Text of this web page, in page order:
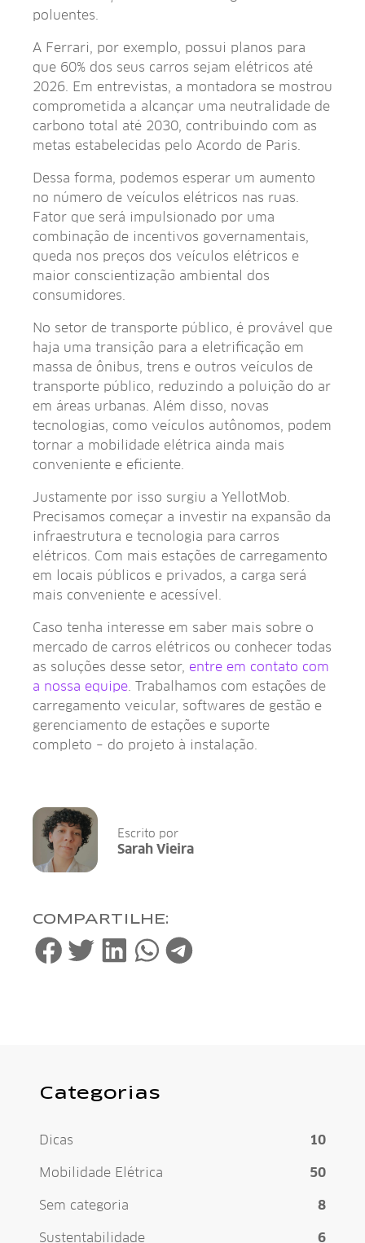
poluentes.
A Ferrari, por exemplo, possui planos para
que 60% dos seus carros sejam elétricos até
2026. Em entrevistas, a montadora se mostrou
comprometida a alcançar uma neutralidade de
carbono total até 2030, contribuindo com as
metas estabelecidas pelo Acordo de Paris.
Dessa forma, podemos esperar um aumento
no número de veículos elétricos nas ruas.
Fator que será impulsionado por uma
combinação de incentivos governamentais,
queda nos preços dos veículos elétricos e
maior conscientização ambiental dos
consumidores.
No setor de transporte público, é provável que
haja uma transição para a eletrificação em
massa de ônibus, trens e outros veículos de
transporte público, reduzindo a poluição do ar
em áreas urbanas. Além disso, novas
tecnologias, como veículos autônomos, podem
tornar a mobilidade elétrica ainda mais
conveniente e eficiente.
Justamente por isso surgiu a YellotMob.
Precisamos começar a investir na expansão da
infraestrutura e tecnologia para carros
elétricos. Com mais estações de carregamento
em locais públicos e privados, a carga será
mais conveniente e acessível.
Caso tenha interesse em saber mais sobre o
mercado de carros elétricos ou conhecer todas
as soluções desse setor, entre em contato com
a nossa equipe. Trabalhamos com estações de
carregamento veicular, softwares de gestão e
gerenciamento de estações e suporte
completo – do projeto à instalação.
Escrito por
Sarah Vieira
COMPARTILHE:
Categorias
Dicas
10
Mobilidade Elétrica
50
Sem categoria
8
Sustentabilidade
6